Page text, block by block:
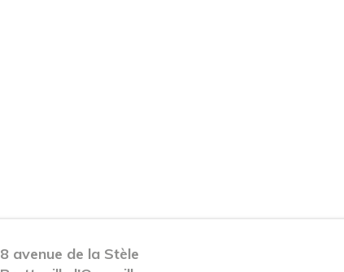
8 avenue de la Stèle